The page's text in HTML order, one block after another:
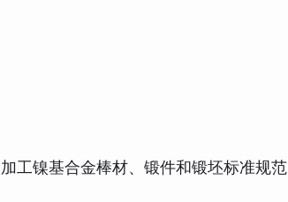
工镍基合金棒材、锻件和锻坯标准规范